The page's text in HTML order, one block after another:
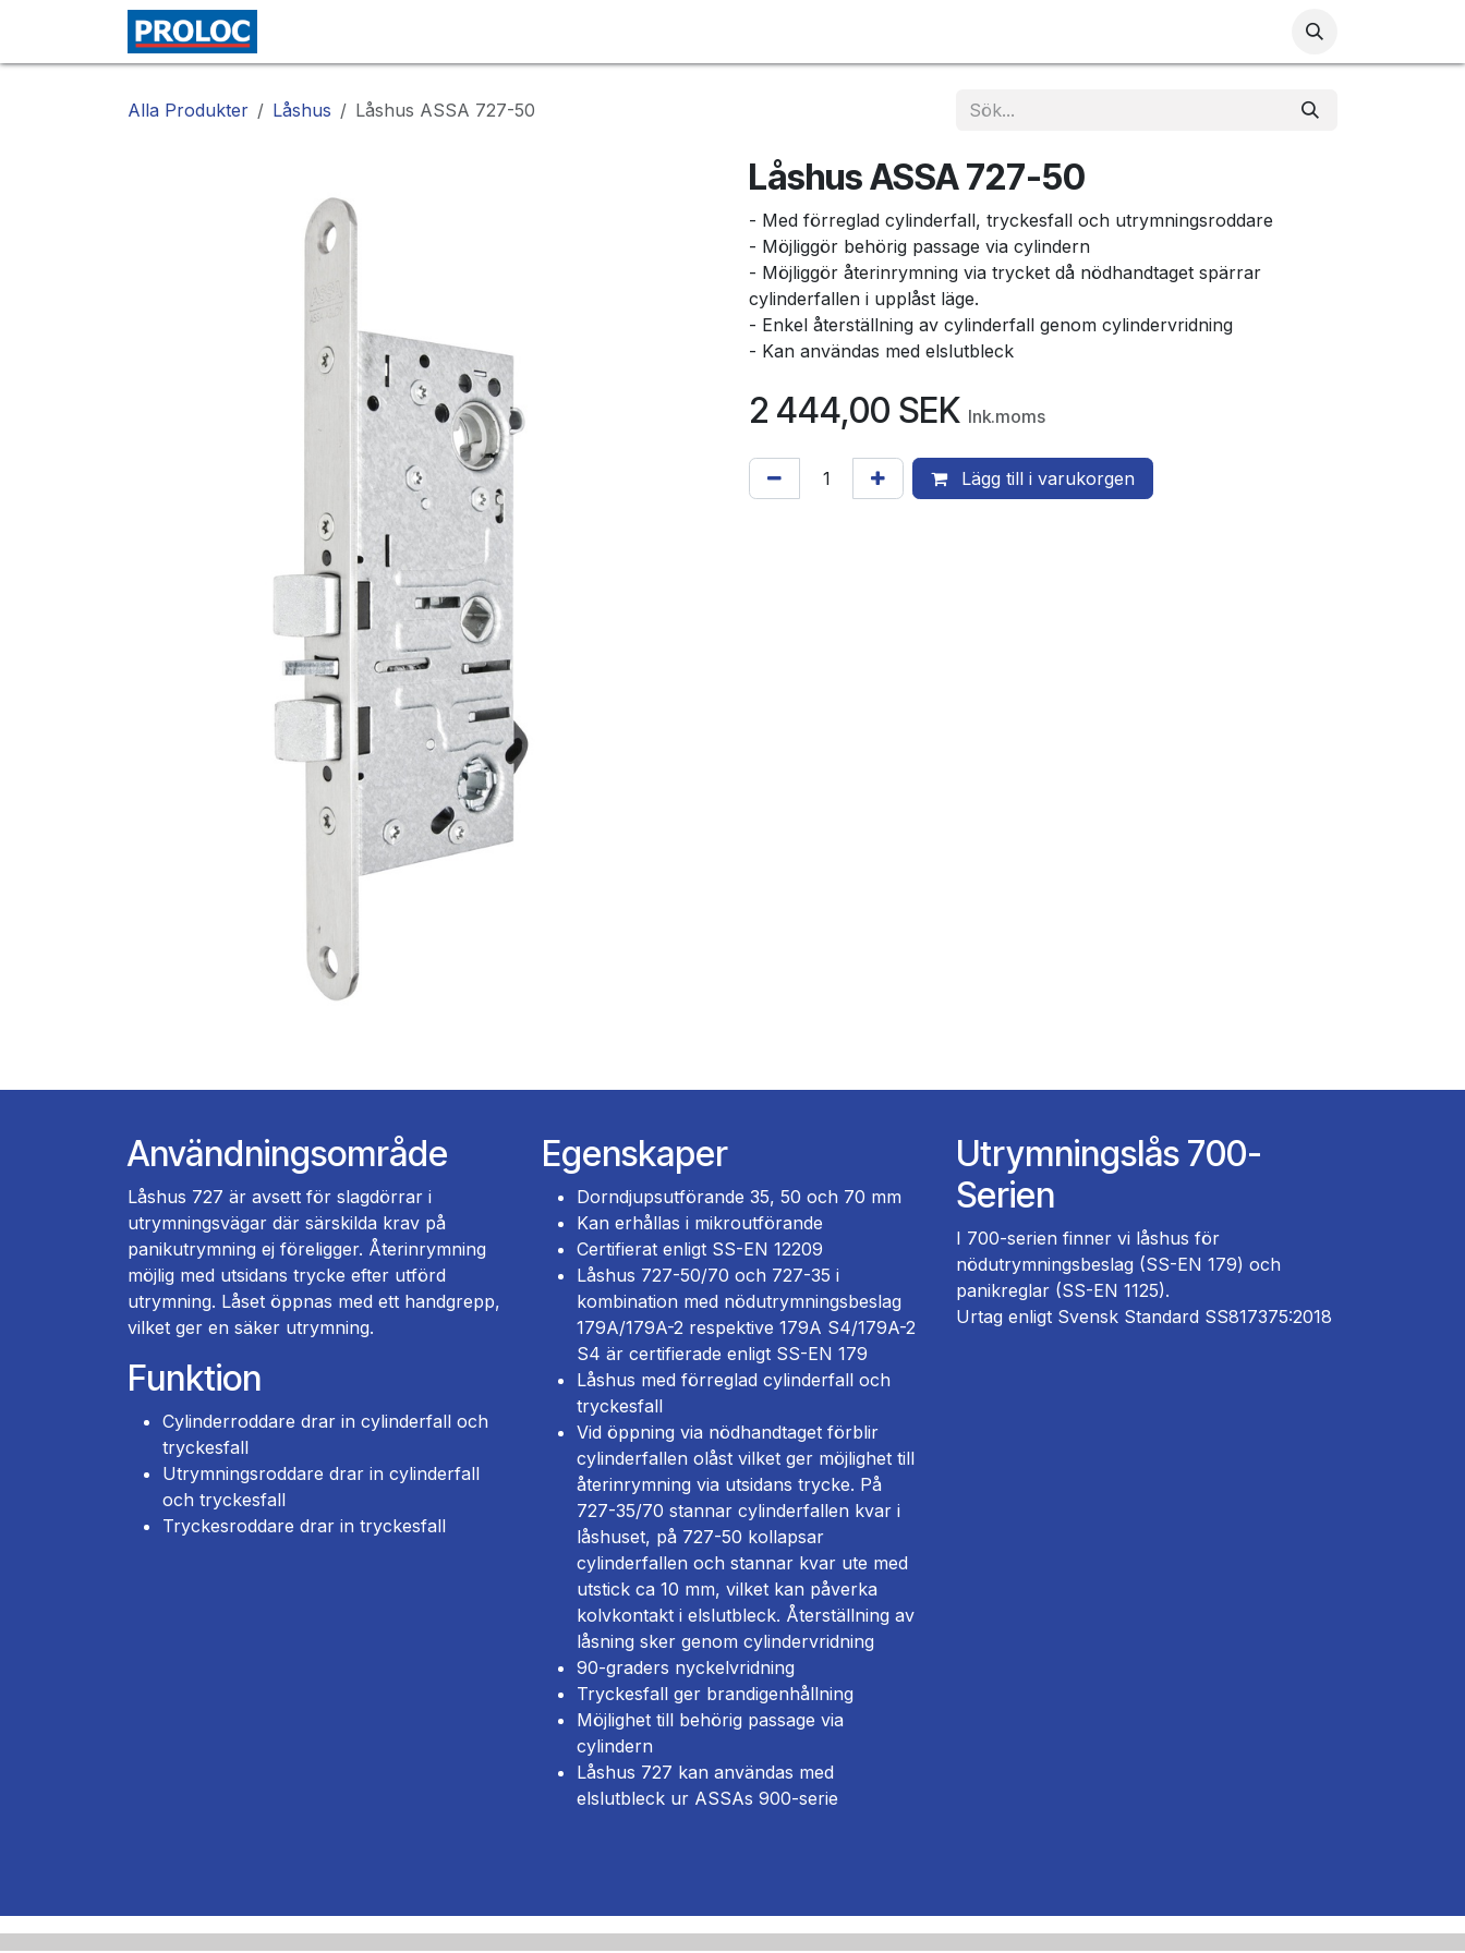
Hoppa till innehåll
Alla Produkter Låshus Låshus ASSA 727-50
Låshus ASSA 727-50
- Med förreglad cylinderfall, tryckesfall och utrymningsroddare
- Möjliggör behörig passage via cylindern
- Möjliggör återinrymning via trycket då nödhandtaget spärrar
cylinderfallen i upplåst läge.
- Enkel återställning av cylinderfall genom cylindervridning
- Kan användas med elslutbleck
2 444,00 SEK Ink.moms
Lägg till i varukorgen
Användningsområde
Låshus 727 är avsett för slagdörrar i
utrymningsvägar där särskilda krav på
panikutrymning ej föreligger. Återinrymning
möjlig med utsidans trycke efter utförd
utrymning. Låset öppnas med ett handgrepp,
vilket ger en säker utrymning.
Funktion
Cylinderroddare drar in cylinderfall och
tryckesfall
Utrymningsroddare drar in cylinderfall
och tryckesfall
Tryckesroddare drar in tryckesfall
Egenskaper
Dorndjupsutförande 35, 50 och 70 mm
Kan erhållas i mikroutförande
Certifierat enligt SS-EN 12209
Låshus 727-50/70 och 727-35 i
kombination med nödutrymningsbeslag
179A/179A-2 respektive 179A S4/179A-2
S4 är certifierade enligt SS-EN 179
Låshus med förreglad cylinderfall och
tryckesfall
Vid öppning via nödhandtaget förblir
cylinderfallen olåst vilket ger möjlighet till
återinrymning via utsidans trycke. På
727-35/70 stannar cylinderfallen kvar i
låshuset, på 727-50 kollapsar
cylinderfallen och stannar kvar ute med
utstick ca 10 mm, vilket kan påverka
kolvkontakt i elslutbleck. Återställning av
låsning sker genom cylindervridning
90-graders nyckelvridning
Tryckesfall ger brandigenhållning
Möjlighet till behörig passage via
cylindern
Låshus 727 kan användas med
elslutbleck ur ASSAs 900-serie
Utrymningslås 700-
Serien
I 700-serien finner vi låshus för
nödutrymningsbeslag (SS-EN 179) och
panikreglar (SS-EN 1125).
Urtag enligt Svensk Standard SS817375:2018